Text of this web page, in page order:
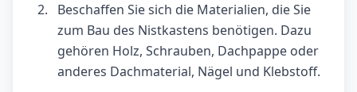
Beschaffen Sie sich die Materialien, die Sie
zum Bau des Nistkastens benötigen. Dazu
gehören Holz, Schrauben, Dachpappe oder
anderes Dachmaterial, Nägel und Klebstoff.